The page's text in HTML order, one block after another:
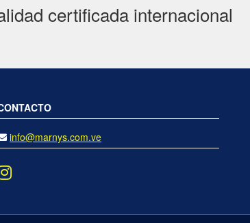
certificada internacional
info@marnys.com.ve